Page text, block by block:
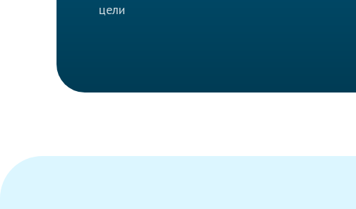
цели